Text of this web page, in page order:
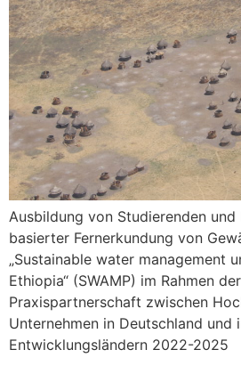
Ausbildung von Studierenden
basierter Fernerkundung von
„Sustainable water management
Ethiopia“ (SWAMP) im Rahmen
Praxispartnerschaft zwischen
Unternehmen in Deutschland und
Entwicklungsländern 2022-2025